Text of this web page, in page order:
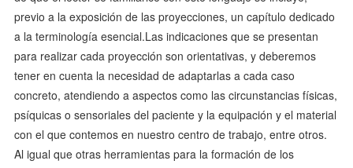
previo a la exposición de las proyecciones, un capítulo dedicado
a la terminología esencial.Las indicaciones que se presentan
para realizar cada proyección son orientativas, y deberemos
tener en cuenta la necesidad de adaptarlas a cada caso
concreto, atendiendo a aspectos como las circunstancias físicas,
psíquicas o sensoriales del paciente y la equipación y el material
con el que contemos en nuestro centro de trabajo, entre otros.
Al igual que otras herramientas para la formación de los